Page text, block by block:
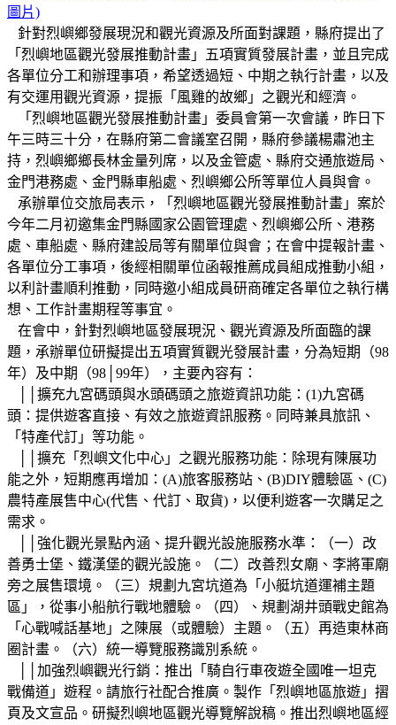
針對烈嶼鄉發展現況和觀光資源及所面對課題，縣府提出了
「烈嶼地區觀光發展推動計畫」五項實質發展計畫，並且完成
各單位分工和辦理事項，希望透過短、中期之執行計畫，以及
有交運用觀光資源，提振「風雞的故鄉」之觀光和經濟。
「烈嶼地區觀光發展推動計畫」委員會第一次會議，昨日下
午三時三十分，在縣府第二會議室召開，縣府參議楊肅池主
持，烈嶼鄉鄉長林金量列席，以及金管處、縣府交通旅遊局、
金門港務處、金門縣車船處、烈嶼鄉公所等單位人員與會。
承辦單位交旅局表示，「烈嶼地區觀光發展推動計畫」案於
今年二月初邀集金門縣國家公園管理處、烈嶼鄉公所、港務
處、車船處、縣府建設局等有關單位與會；在會中提報計畫、
各單位分工事項，後經相關單位函報推薦成員組成推動小組，
以利計畫順利推動，同時邀小組成員研商確定各單位之執行構
想、工作計畫期程等事宜。
在會中，針對烈嶼地區發展現況、觀光資源及所面臨的課
題，承辦單位研擬提出五項實質觀光發展計畫，分為短期（98
年）及中期（98│99年），主要內容有：
││擴充九宮碼頭與水頭碼頭之旅遊資訊功能：(1)九宮碼
頭：提供遊客直接、有效之旅遊資訊服務。同時兼具旅訊、
「特產代訂」等功能。
││擴充「烈嶼文化中心」之觀光服務功能：除現有陳展功
能之外，短期應再增加：(A)旅客服務站、(B)DIY體驗區、(C)
農特產展售中心(代售、代訂、取貨)，以便利遊客一次購足之
需求。
││強化觀光景點內涵、提升觀光設施服務水準：（一）改
善勇士堡、鐵漢堡的觀光設施。（二）改善烈女廟、李將軍廟
旁之展售環境。（三）規劃九宮坑道為「小艇坑道運補主題
區」，從事小船航行戰地體驗。（四）、規劃湖井頭戰史館為
「心戰喊話基地」之陳展（或體驗）主題。（五）再造東林商
圈計畫。（六）統一導覽服務識別系統。
││加強烈嶼觀光行銷：推出「騎自行車夜遊全國唯一坦克
戰備道」遊程。請旅行社配合推廣。製作「烈嶼地區旅遊」摺
頁及文宣品。研擬烈嶼地區觀光導覽解說稿。推出烈嶼地區經